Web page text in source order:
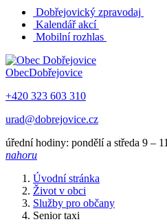
Dobřejovický zpravodaj
Kalendář akcí
Mobilní rozhlas
ObecDobřejovice
+420 323 603 310
urad@dobrejovice.cz
úřední hodiny: pondělí a středa 9
nahoru
Úvodní stránka
Život v obci
Služby pro občany
Senior taxi